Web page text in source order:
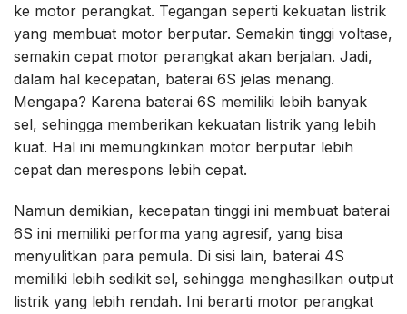
ke motor perangkat. Tegangan seperti kekuatan listrik
yang membuat motor berputar. Semakin tinggi voltase,
semakin cepat motor perangkat akan berjalan. Jadi,
dalam hal kecepatan, baterai 6S jelas menang.
Mengapa? Karena baterai 6S memiliki lebih banyak
sel, sehingga memberikan kekuatan listrik yang lebih
kuat. Hal ini memungkinkan motor berputar lebih
cepat dan merespons lebih cepat.
Namun demikian, kecepatan tinggi ini membuat baterai
6S ini memiliki performa yang agresif, yang bisa
menyulitkan para pemula. Di sisi lain, baterai 4S
memiliki lebih sedikit sel, sehingga menghasilkan output
listrik yang lebih rendah. Ini berarti motor perangkat